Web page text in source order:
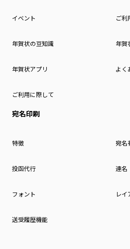
イベント ご利
年賀状の豆知識 年賀
年賀状アプリ よく
ご利用に際して
宛名印刷
特徴 宛名
投函代行 連名
フォント レイ
送受履歴機能